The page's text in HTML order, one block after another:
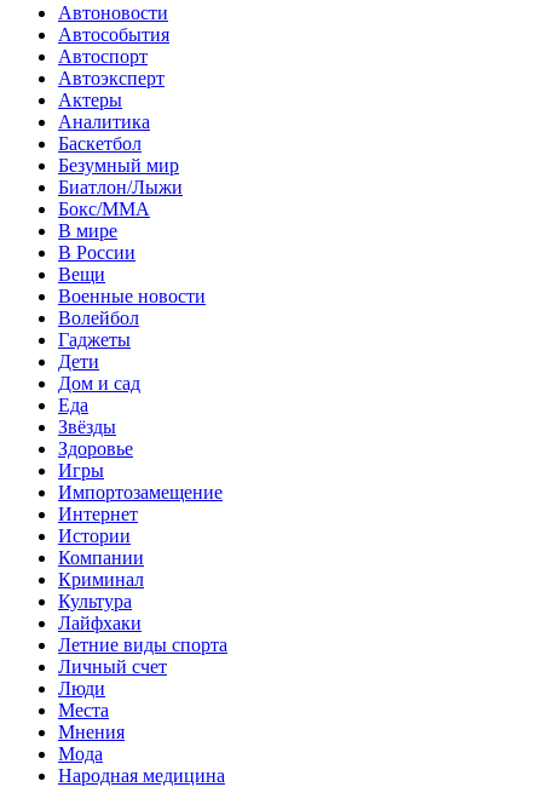
Автоновости
Автособытия
Автоспорт
Автоэксперт
Актеры
Аналитика
Баскетбол
Безумный мир
Биатлон/Лыжи
Бокс/MMA
В мире
В России
Вещи
Военные новости
Волейбол
Гаджеты
Дети
Дом и сад
Еда
Звёзды
Здоровье
Игры
Импортозамещение
Интернет
Истории
Компании
Криминал
Культура
Лайфхаки
Летние виды спорта
Личный счет
Люди
Места
Мнения
Мода
Народная медицина